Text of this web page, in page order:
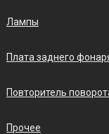
Лампы
Плата заднего
Повторитель
Прочее